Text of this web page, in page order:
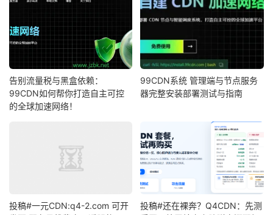
告别流量税与黑盒依赖：
99CDN如何帮你打造自主可控
的全球加速网络！
99CDN系统 管理端与节点服务
器完整安装部署测试与指南
投稿#一元CDN:q4-2.com 可开
投稿#还在裸奔？Q4CDN：先测